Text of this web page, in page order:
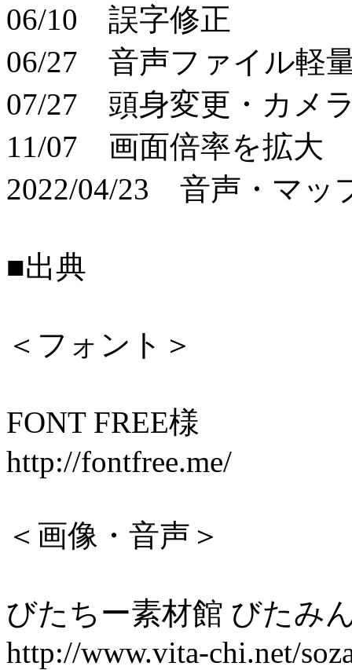
06/10 誤字修正
06/27 音声ファイル軽
07/27 頭身変更・カメ
11/07 画面倍率を拡大
2022/04/23 音声・マッ
■出典
＜フォント＞
FONT FREE様
http://fontfree.me/
＜画像・音声＞
びたちー素材館 びたみ
http://www.vita-chi.net/